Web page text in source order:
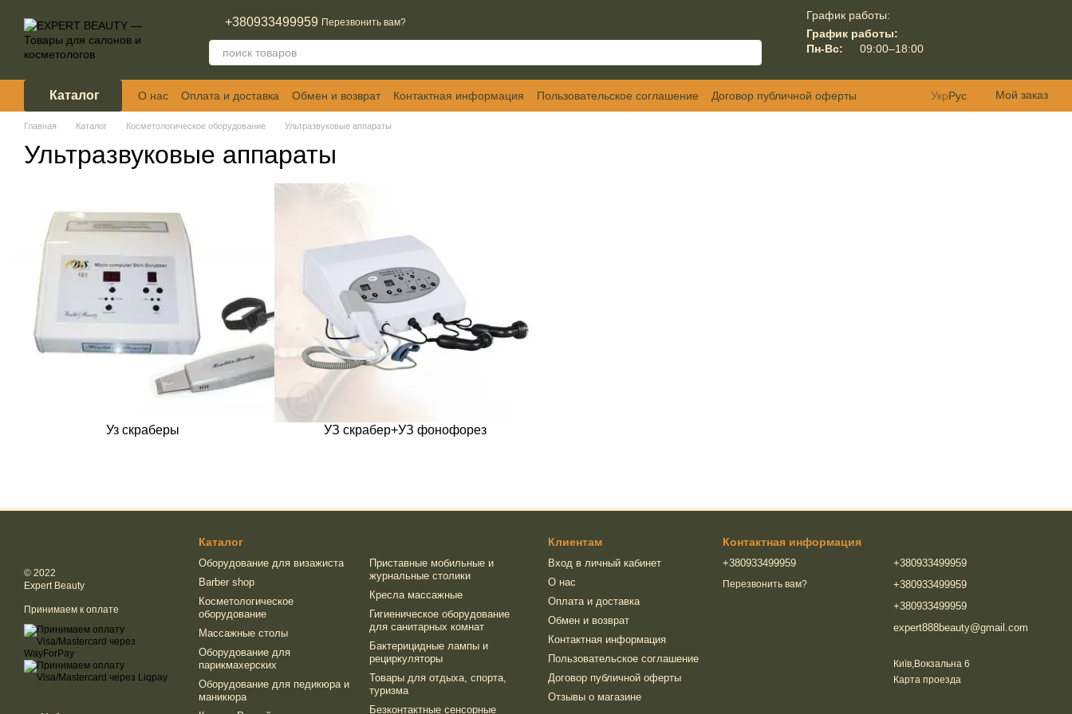
+380933499959 Перезвонить вам?
График работы:
График работы:
Пн-Вс:
09:00–18:00
Каталог О нас Оплата и доставка Обмен и возврат Контактная информация Пользовательское соглашение
Договор публичной оферты
Отзывы о магазине
УкрРус Мой заказ
Главная Каталог Косметологическое оборудование Ультразвуковые аппараты
Ультразвуковые аппараты
Уз скраберы УЗ скрабер+УЗ фонофорез
© 2022
Expert Beauty
Принимаем к оплате
Каталог
Оборудование для визажиста
Barber shop
Косметологическое
оборудование
Массажные столы
Оборудование для
парикмахерских
Оборудование для педикюра и
маникюра
Приставные мобильные и
журнальные столики
Кресла массажные
Гигиеническое оборудование
для санитарных комнат
Бактерицидные лампы и
рециркуляторы
Товары для отдыха, спорта,
туризма
Безконтактные сенсорные
Клиентам
Вход в личный кабинет
О нас
Оплата и доставка
Обмен и возврат
Контактная информация
Пользовательское соглашение
Договор публичной оферты
Отзывы о магазине
Контактная информация
+380933499959
Перезвонить вам?
+380933499959
+380933499959
+380933499959
expert888beauty@gmail.com
Київ,Вокзальна 6
Карта проезда